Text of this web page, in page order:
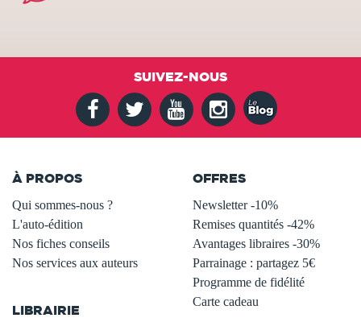
SUIVEZ-NOUS
À PROPOS
Qui sommes-nous ?
L'auto-édition
Nos fiches conseils
Nos services aux auteurs
LIBRAIRIE
OFFRES
Newsletter -10%
Remises quantités -42%
Avantages libraires -30%
Parrainage : partagez 5€
Programme de fidélité
Carte cadeau